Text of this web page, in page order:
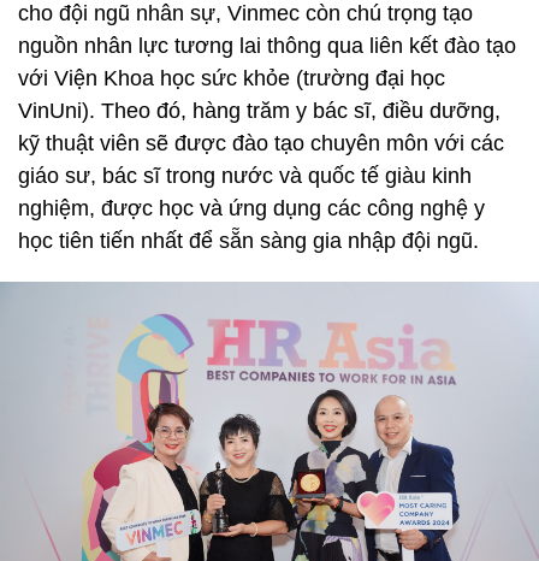
cho đội ngũ nhân sự, Vinmec còn chú trọng tạo
nguồn nhân lực tương lai thông qua liên kết đào tạo
với Viện Khoa học sức khỏe (trường đại học
VinUni). Theo đó, hàng trăm y bác sĩ, điều dưỡng,
kỹ thuật viên sẽ được đào tạo chuyên môn với các
giáo sư, bác sĩ trong nước và quốc tế giàu kinh
nghiệm, được học và ứng dụng các công nghệ y
học tiên tiến nhất để sẵn sàng gia nhập đội ngũ.